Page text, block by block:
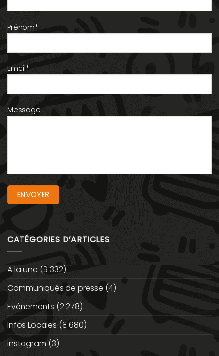
Prénom*
Email*
Message
CATÉGORIES D’ARTICLES
A la une (9 332)
Communiqués de presse (4)
Evénements (2 278)
Infos Locales (8 680)
instagram (3)